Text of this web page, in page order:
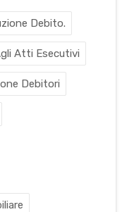
Debito.
Atti Esecutivi
Debitori